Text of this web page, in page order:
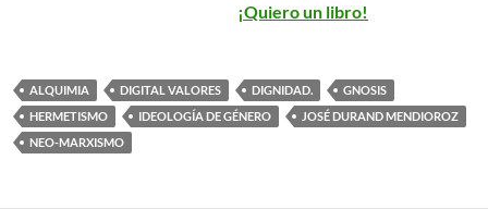
¡Quiero un libro!
ALQUIMIA DIGITAL VALORES DIGNIDAD.
GNOSIS
HERMETISMO
IDEOLOGÍA DE GÉNERO
JOSÉ DURAND MENDIOROZ
NEO-MARXISMO